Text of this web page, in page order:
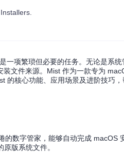
一项繁琐但必要的任务。无论是系
文件来源。Mist 作为一款专为
核心功能、应用场景及进阶技巧，
数字管家，能够自动完成 macOS
版系统文件。